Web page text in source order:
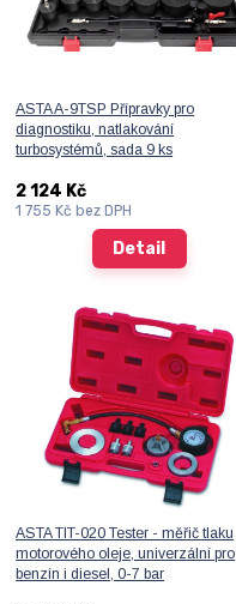
ASTA A-9TSP Přípravky pro
diagnostiku, natlakování
turbosystémů, sada 9 ks
2 124 Kč
1 755 Kč bez DPH
Detail
ASTA TIT-020 Tester - měřič tlaku
motorového oleje, univerzální pro
benzín i diesel, 0-7 bar